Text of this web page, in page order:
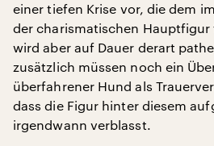
einer tiefen Krise vor, die dem
der charismatischen Hauptfigur
wird aber auf Dauer derart
zusätzlich müssen noch ein
überfahrener Hund als
dass die Figur hinter diesem
irgendwann verblasst.